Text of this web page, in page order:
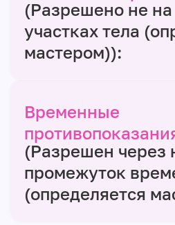
(Разрешено не на
участках тела
мастером)):
Временные
(Разрешен через
промежуток
(определяется